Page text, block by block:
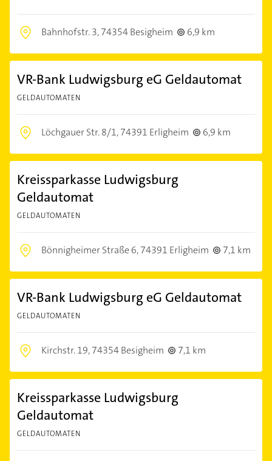
Bahnhofstr. 3,74354 Besigheim 6,9 km
VR-Bank Ludwigsburg eG Geldautomat
GELDAUTOMATEN
Löchgauer Str. 8/1,74391 Erligheim 6,9 km
Kreissparkasse Ludwigsburg
Geldautomat
GELDAUTOMATEN
Bönnigheimer Straße 6,74391 Erligheim 7,1 km
VR-Bank Ludwigsburg eG Geldautomat
GELDAUTOMATEN
Kirchstr. 19,74354 Besigheim 7,1 km
Kreissparkasse Ludwigsburg
Geldautomat
GELDAUTOMATEN